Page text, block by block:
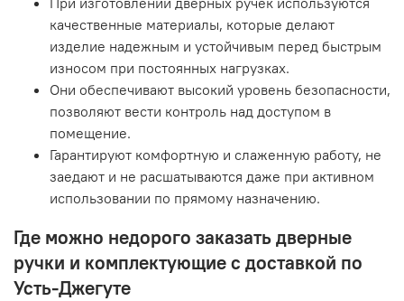
качественные материалы, которые делают
изделие надежным и устойчивым перед быстрым
износом при постоянных нагрузках.
Они обеспечивают высокий уровень безопасности,
позволяют вести контроль над доступом в
помещение.
Гарантируют комфортную и слаженную работу, не
заедают и не расшатываются даже при активном
использовании по прямому назначению.
Где можно недорого заказать дверные
ручки и комплектующие с доставкой по
Усть-Джегуте